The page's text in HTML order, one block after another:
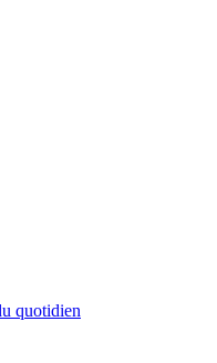
quotidien